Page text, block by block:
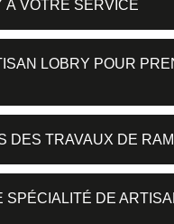
À VOTRE SERVICE
LOBRY POUR
DES TRAVAUX DE
DE